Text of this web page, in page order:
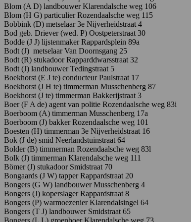
Blom (A D) landbouwer Klarendalsche weg 106
Blom (H G) particulier Rozendaalsche weg 115
Bobbink (D) metselaar 3e Nijverheidstraat 4
Bod geb. Driever (wed. P) Oostpeterstraat 30
Bodde (J J) lijstenmaker Rappardsplein 89a
Bodt (J) metselaar Van Doornsgang 25
Bodt (R) stukadoor Rapparddwarsstraat 32
Bodt (J) landbouwer Tedingstraat 5
Boekhorst (E J te) conducteurPaulstraat 17
Boekhorst (J H te) timmerman Musschenberg 87
Boekhorst (J te) timmerman Bakkerijstraat 3
Boer (F A de) agent van politie Rozendaalsche weg 83i
Boerboom (A) timmerman Musschenberg 17a
Boerboom (J) bakker Rozendaalsche weg 101
Boesten (H) timmerman 3e Nijverheidstraat 16
Bok (J de) smid Neerlandstuinstraat 64
Bolder (B) timmerman Rozendaalsche weg 83l
Bolk (J) timmerman Klarendalsche weg 111
Bömer (J) stukadoor Smidstraat 70
Bongaards (J W) tapper Rappardstraat 20
Bongers (G W) landbouwer Musschenberg 4
Bongers (J) koperslager Rappardstraat 8
Bongers (P) warmoezenier Klarendalsingel 64
Bongers (T J) landbouwer Smidstraat 65
Bongers (L L) groenboer Klarendalsche weg 73